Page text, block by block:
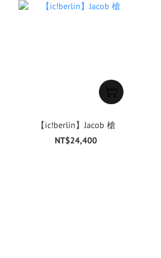
【ic!berlin】Jacob 槍
NT$24,400